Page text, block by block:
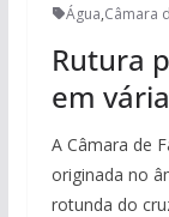
Água,Câmara
Rutura
em
A Câmara de
originada no
rotunda do